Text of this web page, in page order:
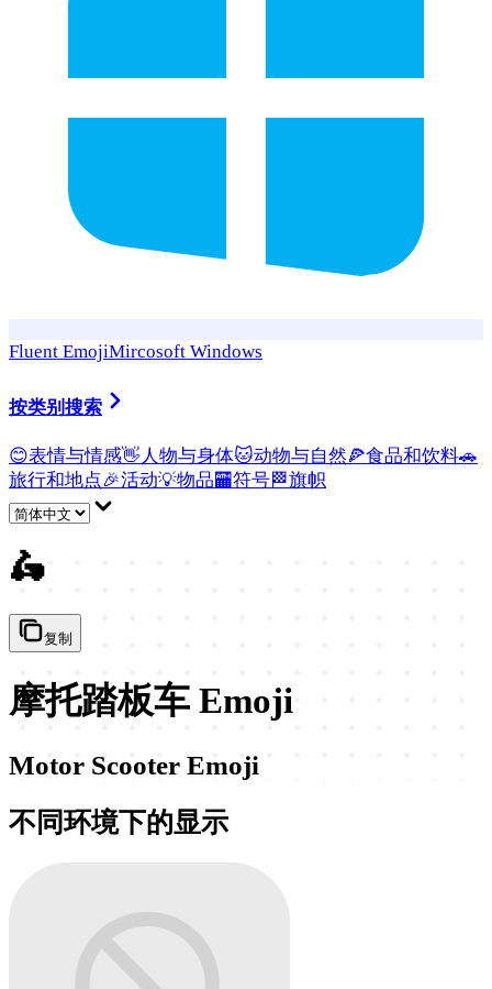
Fluent EmojiMircosoft Windows
按类别搜索
😊表情与情感👋 人物与身体🐱动物与自然🍕食品和饮料🚗
旅行和地点🎉活动💡物品🏧符号🏁旗帜
🛵
复制
摩托踏板车 Emoji
Motor Scooter Emoji
不同环境下的显示